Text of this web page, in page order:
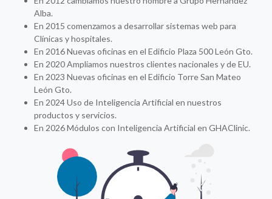
Alba.
En 2015 comenzamos a desarrollar sistemas web para
Clínicas y hospitales.
En 2016 Nuevas oficinas en el Edificio Plaza 500 León Gto.
En 2020 Ampliamos nuestros clientes nacionales y de EU.
En 2023 Nuevas oficinas en el Edificio Torre San Mateo
León Gto.
En 2024 Uso de Inteligencia Artificial en nuestros
productos y servicios.
En 2026 Módulos con Inteligencia Artificial en GHAClinic.